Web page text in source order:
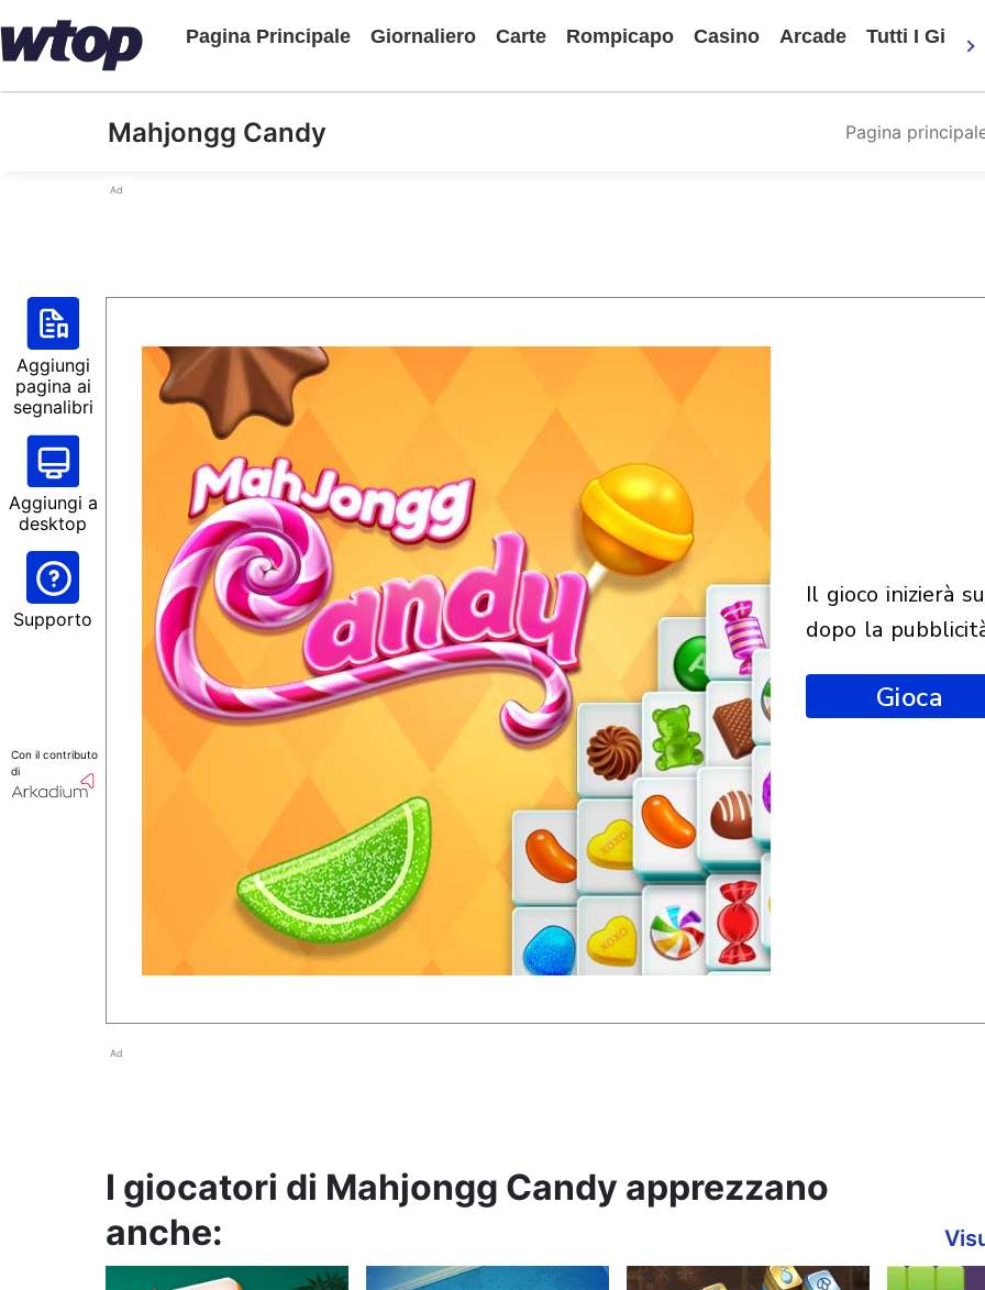
Pagina Principale Giornaliero Carte Rompicapo Casino Arcade Tutti I Giochi
Mahjongg Candy Pagina
Ad
Aggiungi
pagina ai
segnalibri
Aggiungi a
desktop
Supporto
Con il contributo
di
il gioco inizierà subito
dopo la
Gioca
Ad
I giocatori di Mahjongg Candy apprezzano
anche: